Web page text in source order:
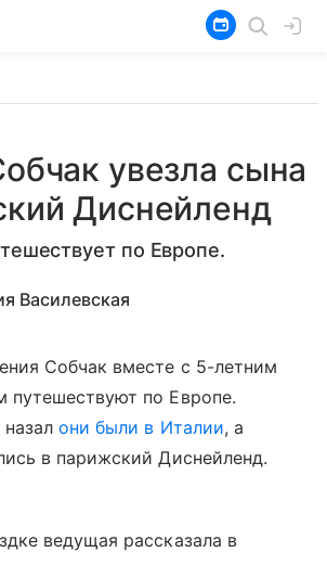
увезла сына
Диснейленд
по Европе.
Василевская
Собчак вместе с 5-летним
путешествуют по Европе.
назалони были в Италии, а
в парижский Диснейленд.
ведущая рассказала в